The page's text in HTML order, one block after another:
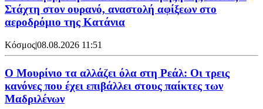
Στάχτη στον ουρανό, αναστολή αφίξεων στο
αεροδρόμιο της Κατάνια
Κόσμος|08.08.2026 11:51
Ο Μουρίνιο τα αλλάζει όλα στη Ρεάλ: Οι τρεις
κανόνες που έχει επιβάλλει στους παίκτες των
Μαδριλένων